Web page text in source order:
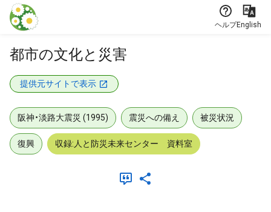
本文に飛ぶ
ヘルプEnglish
都市の文化と災害
提供元サイトで表示
阪神・淡路大震災 (1995) 震災への備え 被災状況
復興 収録:人と防災未来センター 資料室